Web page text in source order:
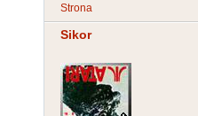
Strona
Sikor